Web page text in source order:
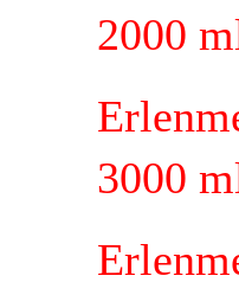
2000
3000